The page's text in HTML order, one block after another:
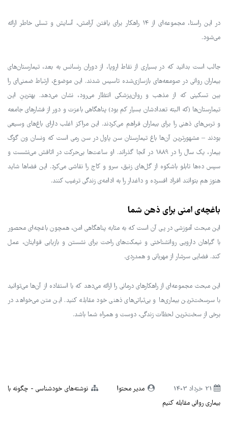
در این راستا، مجموعه‌ای از ۱۴ راهکار برای یافتن آرامش، آسایش و تسلی خاطر ارائه
می‌شود.
جالب است بدانید که در بسیاری از نقاط اروپا، از دوران رنسانس به بعد، تیمارستان‌های
بیماران روانی در صومعه‌های بازسازی‌شده تاسیس شدند. این موضوع، ارتباط ضمنی‌ای را
بین تسکینی که از مذهب و روان‌پزشکی انتظار می‌رود، نشان می‌دهد. بهترینِ این
تیمارستان‌ها (که البته تعدادشان بسیار کم بود) پناهگاهی باعزت و دور از فشارهای جامعه
و ترس‌های ذهنی را برای بیماران فراهم می‌کردند. این مراکز اغلب دارای باغ‌های وسیعی
بودند – مشهورترین آن‌ها باغ تیمارستان سن پاول در سن رمی است که ونسان ون گوگ
بیمار، یک سال را در ۱۸۸۹ در آنجا گذراند. او ساعت‌ها بی‌حرکت در اتاقش می‌نشست و
سپس ده‌ها تابلو باشکوه از گل‌های زنبق، سرو و کاج را نقاشی می‌کرد. این فضاها شاید
هنوز هم بتوانند افراد افسرده‌ و داغدار را به ادامه‌ی زندگی ترغیب کنند.
باغچه‌ی امنی برای ذهن شما
این مبحث آموزشی در پی آن است که به مثابه پناهگاهی امن، همچون باغچه‌ای محصور
با گیاهان دارویی روانشناختی و نیمکت‌های راحت برای نشستن و بازیابی قوایتان، عمل
کند. فضایی سرشار از مهربانی و همدردی.
این مبحث مجموعه‌ای از راهکارهای درمانی را ارائه می‌دهد که با استفاده از آن‌ها می‌توانید
با سرسخت‌ترین بیماری‌ها و بی‌ثباتی‌های ذهنی خود مقابله کنید. این متن می‌خواهد در
برخی از سخت‌ترین لحظات زندگی، دوست و همراه شما باشد.
21 خرداد 1403 مدیر محتوا نوشته‌های خودشناسی
چگونه با
بیماری روانی مقابله کنیم